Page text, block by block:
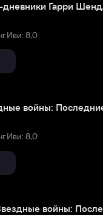
Гарри
Иви: 8,0
войны:
Иви: 8,0
войны: